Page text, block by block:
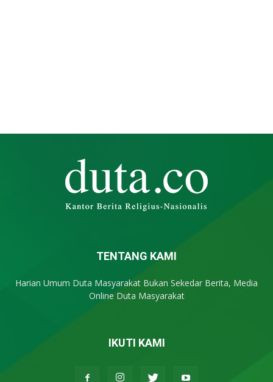
TENTANG KAMI
Harian Umum Duta Masyarakat Bukan Sekedar Berita, Media
Online Duta Masyarakat
IKUTI KAMI